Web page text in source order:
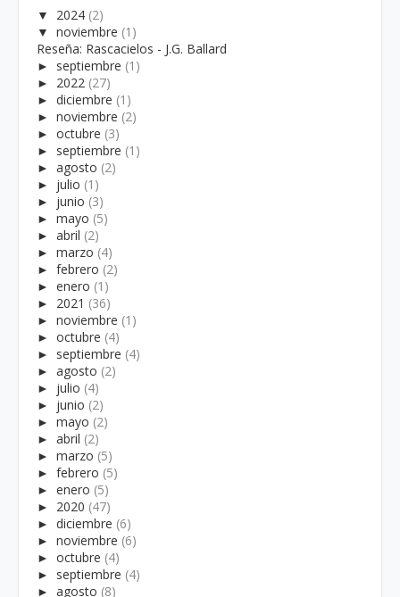
▼ 2024 (2)
▼ noviembre (1)
Reseña: Rascacielos - J.G. Ballard
► septiembre (1)
► 2022 (27)
► diciembre (1)
► noviembre (2)
► octubre (3)
► septiembre (1)
► agosto (2)
► julio (1)
► junio (3)
► mayo (5)
► abril (2)
► marzo (4)
► febrero (2)
► enero (1)
► 2021 (36)
► noviembre (1)
► octubre (4)
► septiembre (4)
► agosto (2)
► julio (4)
► junio (2)
► mayo (2)
► abril (2)
► marzo (5)
► febrero (5)
► enero (5)
► 2020 (47)
► diciembre (6)
► noviembre (6)
► octubre (4)
► septiembre (4)
► agosto (8)